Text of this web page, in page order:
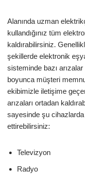
Alanında uzman
kullandığınız tüm
kaldırabilirsiniz.
şekillerde elektronik
sisteminde bazı
boyunca müşteri
ekibimizle iletişime
arızaları ortadan
sayesinde şu cihazlarda
ettirebilirsiniz:
Televizyon
Radyo